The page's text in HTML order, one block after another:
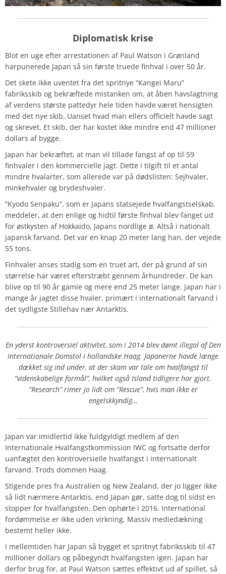
Diplomatisk krise
Blot en uge efter arrestationen af Paul Watson i Grønland
harpunerede Japan så sin første truede finhval i over 50 år.
Det skete ikke uventet fra det spritnye “Kangei Maru”
fabriksskib og bekræftede mistanken om, at åben havslagtning
af verdens største pattedyr hele tiden havde været hensigten
med det nye skib. Uanset hvad man ellers officielt havde sagt
og skrevet. Et skib, der har kostet ikke mindre end 47 millioner
dollars af bygge.
Japan har bekræftet, at man vil tillade fangst af op til 59
finhvaler i den kommercielle jagt. Dette i tilgift til et antal
mindre hvalarter, som allerede var på dødslisten: Sejhvaler,
minkehvaler og brydeshvaler.
“Kyodo Senpaku”, som er Japans statsejede hvalfangstselskab,
meddeler, at den enlige og hidtil første finhval blev fanget ud
for østkysten af ​​Hokkaido, Japans nordlige ø. Altså i nationalt
japansk farvand. Det var en knap 20 meter lang han, der vejede
55 tons.
Finhvaler anses stadig som en truet art, der på grund af sin
størrelse har været efterstræbt gennem århundreder. De kan
blive op til 90 år gamle og mere end 25 meter lange. Japan har i
mange år jagtet disse hvaler, primært i internationalt farvand i
det sydligste Stillehav nær Antarktis.
En yderst kontroversiel aktivitet, som i 2014 blev dømt illegal af Den
Internationale Domstol i hollandske Haag. Japanerne havde længe
dækket sig ind under, at der skam var tale om hvalfangst til
“videnskabelige formål”, hvilket også Island tidligere har gjort.
“Research” rimer jo lidt om “Rescue”, hvis man ikke er
engelskkyndig…
Japan var imidlertid ikke fuldgyldigt medlem af den
Internationale Hvalfangstkommission IWC og fortsatte derfor
uanfægtet den kontroversielle hvalfangst i internationalt
farvand. Trods dommen Haag.
Stigende pres fra Australien og New Zealand, der jo ligger ikke
så lidt nærmere Antarktis, end Japan gør, satte dog til sidst en
stopper for hvalfangsten. Den ophørte i 2016. International
fordømmelse er ikke uden virkning. Massiv mediedækning
bestemt heller ikke.
I mellemtiden har Japan så bygget et spritnyt fabriksskib til 47
millioner dollars og påbegyndt hvalfangsten igen. Japan har
derfor brug for, at Paul Watson sættes effektivt ud af spillet, så